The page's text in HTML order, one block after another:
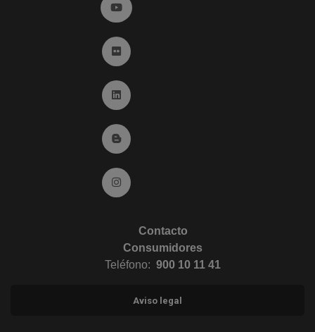
Ir a YouTube (abre en ventana nueva)
Ir a Flickr (abre en ventana nueva)
Ir a Linkedin (abre en ventana nueva)
Ir al Blog (abre en ventana nueva)
Ir a Instagram (abre en ventana nueva)
Contacto
Consumidores
Teléfono: 900 10 11 41
Aviso legal